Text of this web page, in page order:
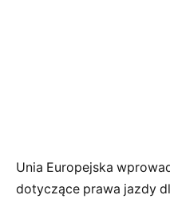
Unia Europejska
dotyczące prawa jazdy